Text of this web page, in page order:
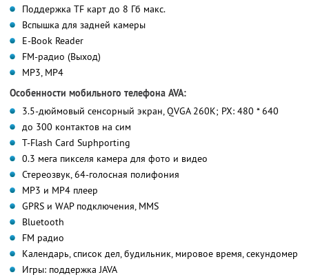
Поддержка TF карт до 8 Гб макс.
Вспышка для задней камеры
E-Book Reader
FM-радио (Выход)
MP3, MP4
Особенности мобильного телефона AVA:
3.5-дюймовый сенсорный экран, QVGA 260K; PX: 480 * 640
до 300 контактов на сим
T-Flash Card Suphporting
0.3 мега пикселя камера для фото и видео
Стереозвук, 64-голосная полифония
MP3 и MP4 плеер
GPRS и WAP подключения, MMS
Bluetooth
FM радио
Календарь, список дел, будильник, мировое время, секундомер
Игры: поддержка JAVA